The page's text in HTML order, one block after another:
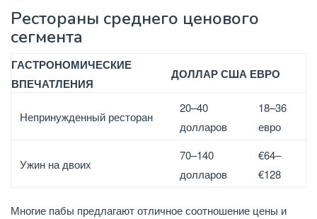
Рестораны среднего ценового
сегмента
ГАСТРОНОМИЧЕСКИЕ
ВПЕЧАТЛЕНИЯ
ДОЛЛАР США ЕВРО
Непринужденный ресторан
20–40
долларов
18–36
евро
Ужин на двоих
70–140
долларов
€64–
€128
Многие пабы предлагают отличное соотношение цены и